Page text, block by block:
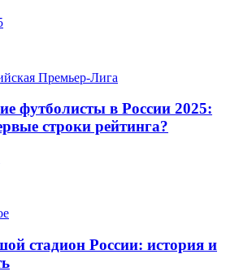
Премьер-Лига
футболисты в России 2025:
строки рейтинга?
стадион России: история и